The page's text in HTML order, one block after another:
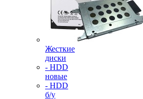
Жесткие
диски
- HDD
новые
- HDD
б/у